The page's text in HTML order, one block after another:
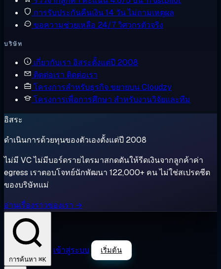
การรับประกันคืนเงิน14 วัน ไม่ถามเหตุผล
ขอความช่วยเหลือ 24/7 วิศวกรตัวจริง
บริษัท
เกี่ยวกับเรา อิสระตั้งแต่ปี 2008
ติดต่อเรา ติดต่อเรา
โครงการสำหรับธุรกิจ ขยายบน Cloudzy
โครงการเพื่อการศึกษา สำหรับงานวิจัยและทีม
อิสระ
ดำเนินการด้วยทุนของตัวเองตั้งแต่ปี 2008
ไม่มี VC ไม่มีบอร์ดรายไตรมาสกดดันให้รีดเงินจากลูกค้าค่า
egress เราตอบโจทย์นักพัฒนา 122,000+ คน ไม่ใช่สเปรดชีต
ของบริษัทแม่
อ่านเรื่องราวของเรา →
การค้นหา ⌘K
เข้าสู่ระบบ เริ่มต้น